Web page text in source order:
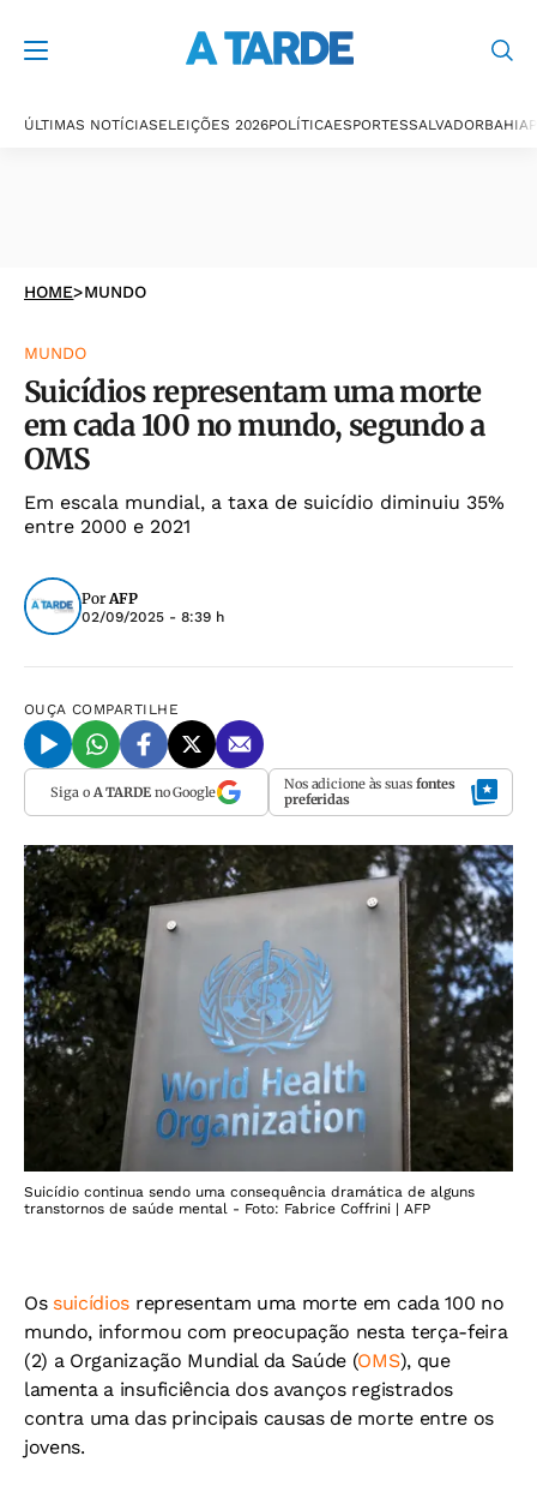
ÚLTIMAS NOTÍCIASELEIÇÕES 2026POLÍTICAESPORTESSALVADORBAHIA
HOME>MUNDO
MUNDO
Suicídios representam uma morte
em cada 100 no mundo, segundo a
OMS
Em escala mundial, a taxa de suicídio diminuiu 35%
entre 2000 e 2021
PorAFP
02/09/2025 - 8:39 h
OUÇA COMPARTILHE
Siga o A TARDEno Google Nos adicione às suas fontes
preferidas
Suicídio continua sendo uma consequência dramática de alguns
transtornos de saúde mental - Foto: Fabrice Coffrini | AFP
Os suicídios representam uma morte em cada 100 no
mundo, informou com preocupação nesta terça-feira
(2) a Organização Mundial da Saúde (OMS), que
lamenta a insuficiência dos avanços registrados
contra uma das principais causas de morte entre os
jovens.